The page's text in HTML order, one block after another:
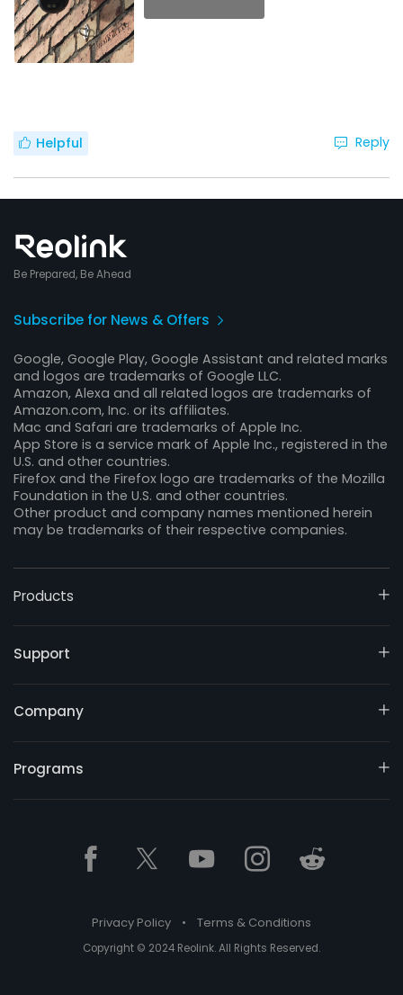
Helpful Reply
Be Prepared, Be Ahead
Subscribe for News & Offers
Google, Google Play, Google Assistant and related marks
and logos are trademarks of Google LLC.
Amazon, Alexa and all related logos are trademarks of
Amazon.com, Inc. or its affiliates.
Mac and Safari are trademarks of Apple Inc.
App Store is a service mark of Apple Inc., registered in the
U.S. and other countries.
Firefox and the Firefox logo are trademarks of the Mozilla
Foundation in the U.S. and other countries.
Other product and company names mentioned herein
may be trademarks of their respective companies.
Products
Support
Company
Programs
Privacy Policy • Terms & Conditions
Copyright © 2024 Reolink. All Rights Reserved.